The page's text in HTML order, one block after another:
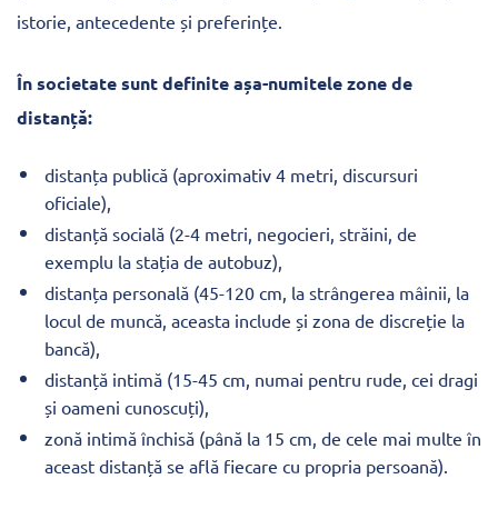
istorie, antecedente și preferințe.
În societate sunt definite așa-numitele zone de
distanță:
distanța publică (aproximativ 4 metri, discursuri
oficiale),
distanță socială (2-4 metri, negocieri, străini, de
exemplu la stația de autobuz),
distanța personală (45-120 cm, la strângerea mâinii, la
locul de muncă, aceasta include și zona de discreție la
bancă),
distanță intimă (15-45 cm, numai pentru rude, cei dragi
și oameni cunoscuți),
zonă intimă închisă (până la 15 cm, de cele mai multe în
aceast distanță se află fiecare cu propria persoană).